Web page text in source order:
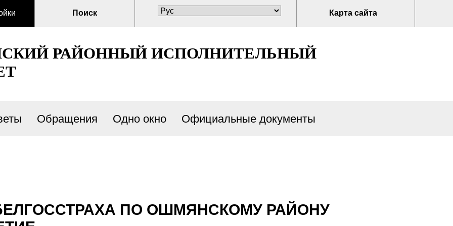
Поиск Карта сайта
РАЙОННЫЙ ИСПОЛНИТЕЛЬНЫЙ
Обращения Одно окно Официальные документы
ПО ОШМЯНСКОМУ РАЙОНУ